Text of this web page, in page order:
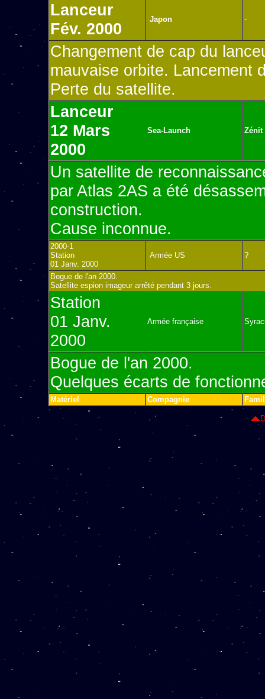
Lanceur
Fév. 2000
Japon -
Changement de cap du
mauvaise orbite. Lancement
Perte du satellite.
Lanceur
12 Mars
2000
Sea-Launch Zénit
Un satellite de
par Atlas 2AS a été
construction.
Cause inconnue.
2000-1
Station
01 Janv. 2000
Armée US ?
Bogue de l'an 2000.
Satellite espion imageur arrêté pendant 3 jours.
Station
01 Janv.
2000
Armée française
Bogue de l'an 2000.
Quelques écarts de
Matériel Compagnie